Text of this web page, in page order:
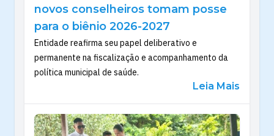
novos conselheiros tomam posse
para o biênio 2026-2027
Entidade reafirma seu papel deliberativo e
permanente na fiscalização e acompanhamento da
política municipal de saúde.
Leia Mais